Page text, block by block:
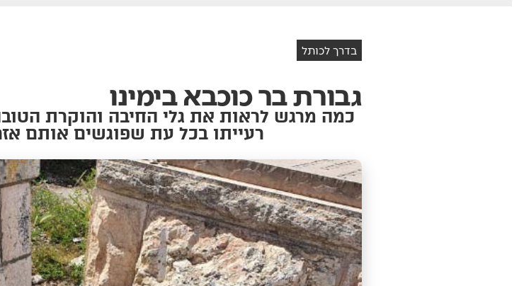
בדרך לכותל
גבורת בר כוכבא בימינו
כמה מרגש לראות את גלי החיבה והוקרת
רעייתו בכל עת שפוגשים אותם